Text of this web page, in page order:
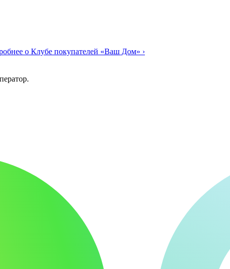
о Клубе покупателей «Ваш Дом» ›